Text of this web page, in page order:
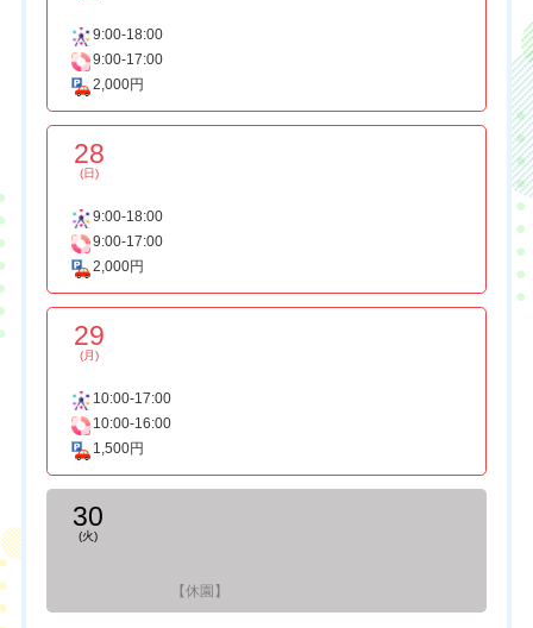
9:00-18:00
9:00-17:00
2,000円
28
(日)
9:00-18:00
9:00-17:00
2,000円
29
(月)
10:00-17:00
10:00-16:00
1,500円
30
(火)
【休園】